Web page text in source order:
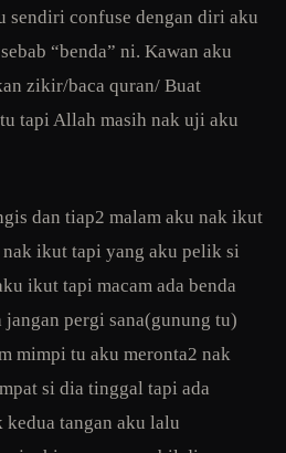
sendiri confuse dengan diri aku
“benda” ni. Kawan aku
zikir/baca quran/ Buat
tapi Allah masih nak uji aku
dan tiap2 malam aku nak ikut
ikut tapi yang aku pelik si
ikut tapi macam ada benda
pergi sana(gunung tu)
mimpi tu aku meronta2 nak
si dia tinggal tapi ada
kedua tangan aku lalu